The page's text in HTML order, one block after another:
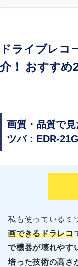
ドライブレコ
介！ おすすめ
画質・品質で
ツバ： EDR-
私も使っているミ
画できるドラレコ
で機器が壊れやす
培った技術の高さ